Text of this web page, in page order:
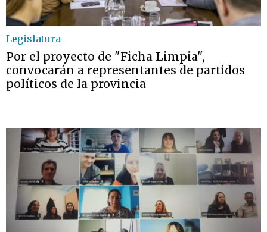
Legislatura
Por el proyecto de "Ficha Limpia",
convocarán a representantes de partidos
políticos de la provincia